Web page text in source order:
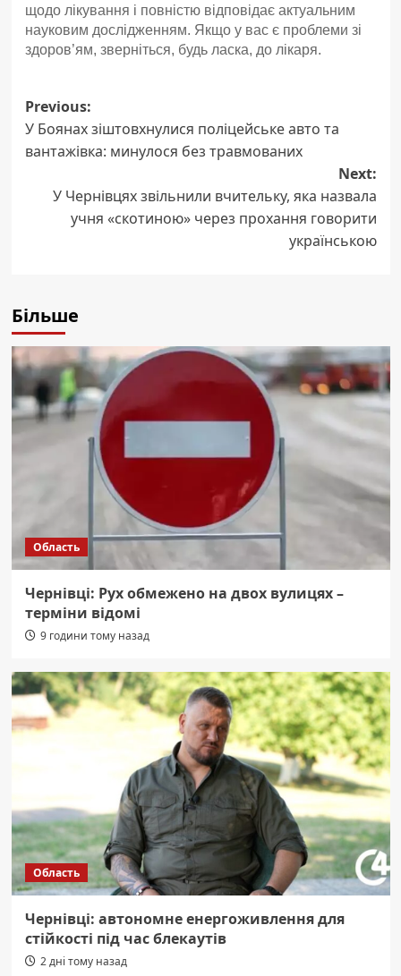
щодо лікування і повністю відповідає актуальним
науковим дослідженням. Якщо у вас є проблеми зі
здоров’ям, зверніться, будь ласка, до лікаря.
Post
navigation
Previous:
У Боянах зіштовхнулися поліцейське авто та
вантажівка: минулося без травмованих
Next:
У Чернівцях звільнили вчительку, яка назвала
учня «скотиною» через прохання говорити
українською
Більше
Область
Чернівці: Рух обмежено на двох вулицях –
терміни відомі
9 години тому назад
Область
Чернівці: автономне енергоживлення для
стійкості під час блекаутів
2 дні тому назад